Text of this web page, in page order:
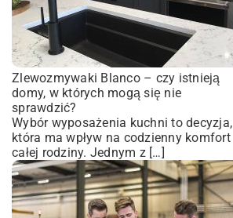
Zlewozmywaki Blanco – czy istnieją
domy, w których mogą się nie
sprawdzić?
Wybór wyposażenia kuchni to decyzja,
która ma wpływ na codzienny komfort
całej rodziny. Jednym z […]